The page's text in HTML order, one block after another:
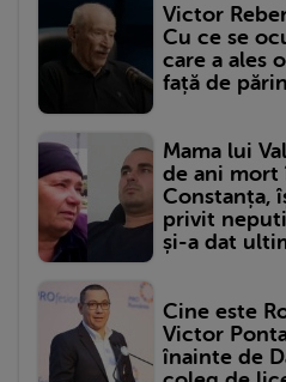
Victor
Cu ce se
care a ales
față de
Mama lui
de ani
Constanța,
privit
și-a dat
Cine este
Victor
înainte de